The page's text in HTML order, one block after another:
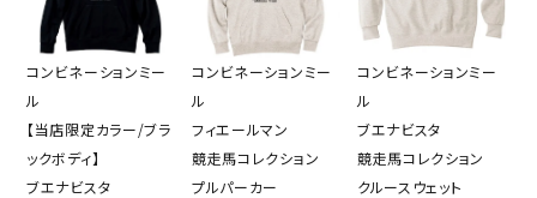
コンビネーションミー
ル
【当店限定カラー/ブラ
ックボディ】
ブエナビスタ
コンビネーションミー
ル
フィエールマン
競走馬コレクション
プルパーカー
コンビネーションミー
ル
ブエナビスタ
競走馬コレクション
クルースウェット